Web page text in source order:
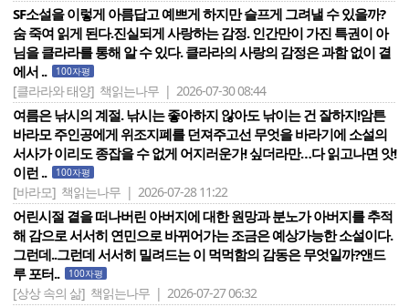
SF소설을 이렇게 아름답고 예쁘게 하지만 슬프게 그려낼 수 있을까?
숨 죽여 읽게 된다.진실되게 사랑하는 감정. 인간만이 가진 특권이 아
님을 클라라를 통해 알 수 있다. 클라라의 사랑의 감정은 과함 없이 곁
에서 ..
100자평
[클라라와 태양] 책읽는나무 | 2026-07-30 08:44
여름은 낚시의 계절. 낚시는 좋아하지 않아도 낚이는 건 잘하지!암튼
바라모 주인공에게 위조지폐를 던져주고선 무엇을 바라기에 소설의
서사가 이리도 종잡을 수 없게 어지러운가! 싶더라만…다 읽고나면 앗!
이런 ..
100자평
[바라모] 책읽는나무 | 2026-07-28 11:22
어린시절 곁을 떠나버린 아버지에 대한 원망과 분노가 아버지를 추적
해 감으로 서서히 연민으로 바뀌어가는 조금은 예상가능한 소설이다.
그런데..그런데 서서히 밀려드는 이 먹먹함의 감동은 무엇일까?앤드
루 포터..
100자평
[상상 속의 삶] 책읽는나무 | 2026-07-27 06:32